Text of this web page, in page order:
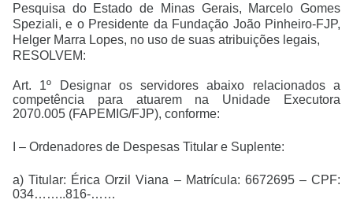
Pesquisa do Estado de Minas Gerais, Marcelo Gomes
Speziali, e o Presidente da Fundação João Pinheiro-FJP,
Helger Marra Lopes, no uso de suas atribuições legais,
RESOLVEM:
Art. 1º Designar os servidores abaixo relacionados a
competência para atuarem na Unidade Executora
2070.005 (FAPEMIG/FJP), conforme:
I – Ordenadores de Despesas Titular e Suplente:
a) Titular: Érica Orzil Viana – Matrícula: 6672695 – CPF:
034……..816-……